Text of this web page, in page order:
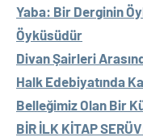
Yaba: Bir Derginin
Öyküsüdür
Divan Şairleri
Halk Edebiyatında
Belleğimiz Olan Bir
BİR İLK KİTAP